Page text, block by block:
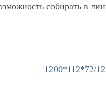
собирать в
1200*112*72/